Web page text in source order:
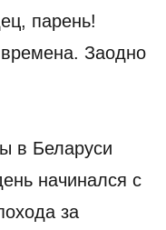
парень!
Заодно
в Беларуси
начинался с
за